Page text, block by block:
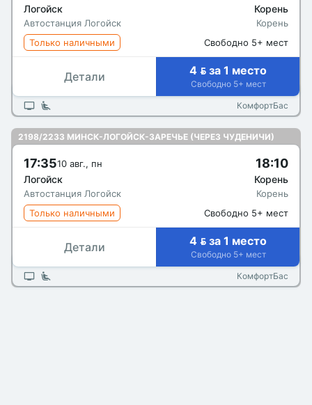
Логойск
Автостанция Логойск
Корень
Корень
Только наличными
Свободно 5+ мест
Детали 4  за 1 место
Свободно 5+ мест
КомфортБас
2198/2233 МИНСК-ЛОГОЙСК-ЗАРЕЧЬЕ (ЧЕРЕЗ ЧУДЕНИЧИ)
17:3510 авг., пн
Логойск
Автостанция Логойск
18:10
Корень
Корень
Только наличными
Свободно 5+ мест
Детали 4  за 1 место
Свободно 5+ мест
КомфортБас